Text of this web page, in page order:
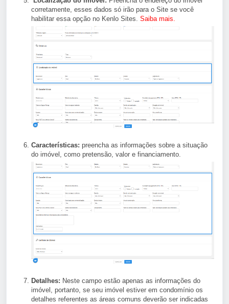
corretamente, esses dados só irão para o Site se você
habilitar essa opção no Kenlo Sites. Saiba mais
Características: preencha as informações sobre a situação
do imóvel, como pretensão, valor e financiamento.
Detalhes: Neste campo estão apenas as informações do
imóvel, portanto, se seu imóvel estiver em condomínio os
detalhes referentes as áreas comuns deverão ser indicadas